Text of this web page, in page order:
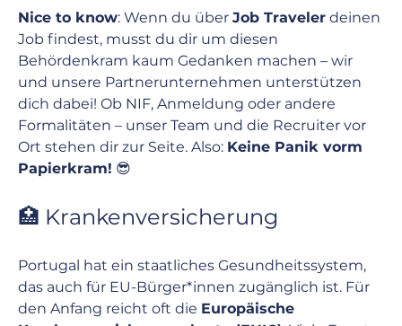
Nice to know: Wenn du über Job Traveler deinen
Job findest, musst du dir um diesen
Behördenkram kaum Gedanken machen – wir
und unsere Partnerunternehmen unterstützen
dich dabei! Ob NIF, Anmeldung oder andere
Formalitäten – unser Team und die Recruiter vor
Ort stehen dir zur Seite. Also: Keine Panik vorm
Papierkram! 😎
🏥 Krankenversicherung
Portugal hat ein staatliches Gesundheitssystem,
das auch für EU-Bürger*innen zugänglich ist. Für
den Anfang reicht oft die Europäische